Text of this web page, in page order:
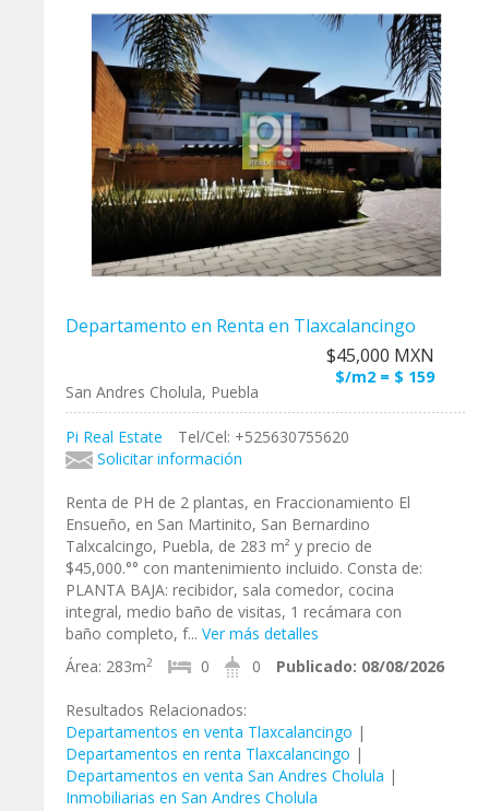
Departamento en Renta en Tlaxcalancingo
$45,000 MXN
$/m2 = $ 159
San Andres Cholula, Puebla
Pi Real Estate
Tel/Cel: +525630755620
Solicitar información
Renta de PH de 2 plantas, en Fraccionamiento El
Ensueño, en San Martinito, San Bernardino
Talxcalcingo, Puebla, de 283 m² y precio de
$45,000.°° con mantenimiento incluido. Consta de:
PLANTA BAJA: recibidor, sala comedor, cocina
integral, medio baño de visitas, 1 recámara con
baño completo, f... Ver más detalles
Área: 283m2 0 0 Publicado: 08/08/2026
Resultados Relacionados:
Departamentos en venta Tlaxcalancingo |
Departamentos en renta Tlaxcalancingo |
Departamentos en venta San Andres Cholula |
Inmobiliarias en San Andres Cholula